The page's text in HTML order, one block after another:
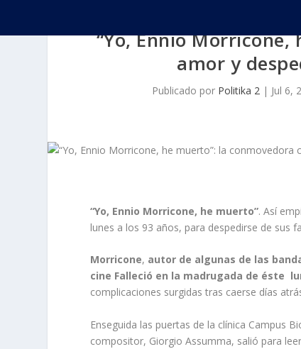
“Yo, Ennio
amor y
Publicado por Politika 2 | Jul 6,
“Yo, Ennio Morricone, he muerto”. Así
lunes a los 93 años, para despedirse de sus
Morricone, autor de algunas de las
cine Falleció en la madrugada de éste
complicaciones surgidas tras caerse días
Enseguida las puertas de la clínica Campus
compositor, Giorgio Assumma, salió para